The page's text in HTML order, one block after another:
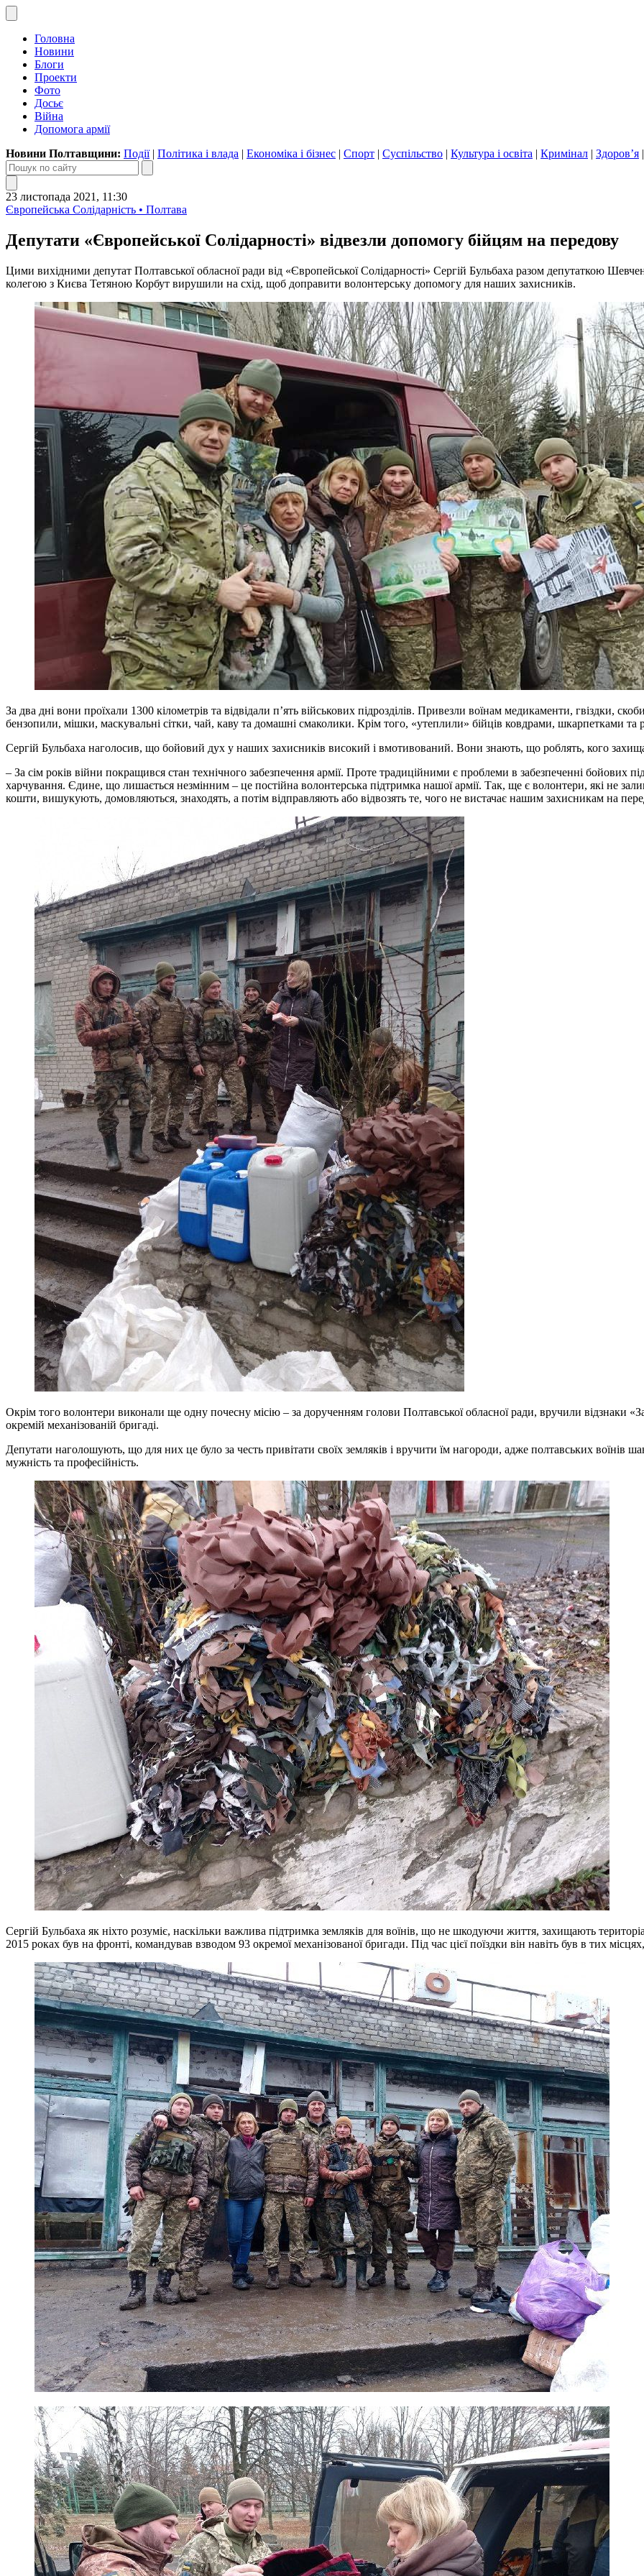
Головна
Новини
Блоги
Проекти
Фото
Досьє
Війна
Допомога армії
Новини Полтавщини: Події| Політика і влада | Економіка і бізнес | Спорт | Суспільство | Культура і освіта | Кримінал | Здоров’я |
23 листопада 2021, 11:30
Європейська Солідарність • Полтава
Депутати «Європейської Солідарності» відвезли допомогу бійцям на передову
Цими вихідними депутат Полтавської обласної ради від «Європейської Солідарності» Сергій Бульбаха разом депутаткою
колегою з Києва Тетяною Корбут вирушили на схід, щоб доправити волонтерську допомогу для наших захисників.
За два дні вони проїхали 1300 кілометрів та відвідали п’ять військових підрозділів. Привезли воїнам медикаменти, гвіздки,
бензопили, мішки, маскувальні сітки, чай, каву та домашні смаколики. Крім того, «утеплили» бійців ковдрами, шкарпетками та
Сергій Бульбаха наголосив, що бойовий дух у наших захисників високий і вмотивований. Вони знають, що роблять, кого
– За сім років війни покращився стан технічного забезпечення армії. Проте традиційними є проблеми в забезпеченні бойових
харчування. Єдине, що лишається незмінним – це постійна волонтерська підтримка нашої армії. Так, ще є волонтери, які не
кошти, вишукують, домовляються, знаходять, а потім відправляють або відвозять те, чого не вистачає нашим захисникам на
Окрім того волонтери виконали ще одну почесну місію – за дорученням голови Полтавської обласної ради, вручили відзнаки
окремій механізованій бригаді.
Депутати наголошують, що для них це було за честь привітати своїх земляків і вручити їм нагороди, адже полтавських воїнів
мужність та професійність.
Сергій Бульбаха як ніхто розуміє, наскільки важлива підтримка земляків для воїнів, що не шкодуючи життя, захищають
2015 роках був на фронті, командував взводом 93 окремої механізованої бригади. Під час цієї поїздки він навіть був в тих